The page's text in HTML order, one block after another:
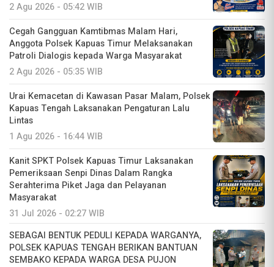
2 Agu 2026 - 05:42 WIB
Cegah Gangguan Kamtibmas Malam Hari,
Anggota Polsek Kapuas Timur Melaksanakan
Patroli Dialogis kepada Warga Masyarakat
2 Agu 2026 - 05:35 WIB
Urai Kemacetan di Kawasan Pasar Malam, Polsek
Kapuas Tengah Laksanakan Pengaturan Lalu
Lintas
1 Agu 2026 - 16:44 WIB
Kanit SPKT Polsek Kapuas Timur Laksanakan
Pemeriksaan Senpi Dinas Dalam Rangka
Serahterima Piket Jaga dan Pelayanan
Masyarakat
31 Jul 2026 - 02:27 WIB
SEBAGAI BENTUK PEDULI KEPADA WARGANYA,
POLSEK KAPUAS TENGAH BERIKAN BANTUAN
SEMBAKO KEPADA WARGA DESA PUJON